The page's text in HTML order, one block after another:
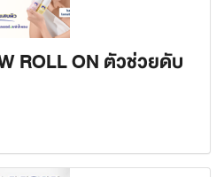
ROLL ON ตัวช่วยดับ